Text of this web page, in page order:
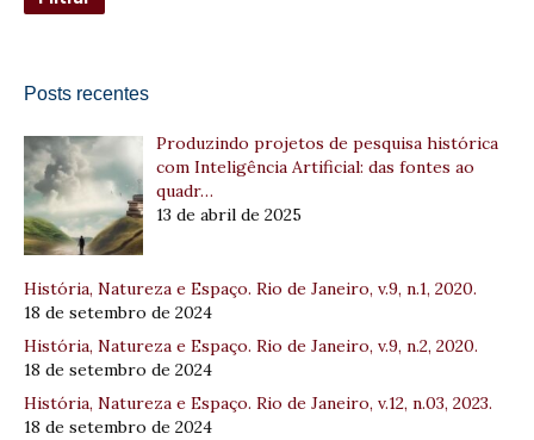
Posts recentes
Produzindo projetos de pesquisa histórica
com Inteligência Artificial: das fontes ao
quadr…
13 de abril de 2025
História, Natureza e Espaço. Rio de Janeiro, v.9, n.1, 2020.
18 de setembro de 2024
História, Natureza e Espaço. Rio de Janeiro, v.9, n.2, 2020.
18 de setembro de 2024
História, Natureza e Espaço. Rio de Janeiro, v.12, n.03, 2023.
18 de setembro de 2024